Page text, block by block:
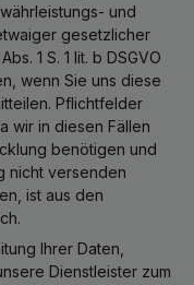
und
gesetzlicher
1 S. 1 lit. b DSGVO
wenn Sie uns diese
Pflichtfelder
wir in diesen Fällen
benötigen und
nicht versenden
ist aus den
Ihrer Daten,
Dienstleister zum